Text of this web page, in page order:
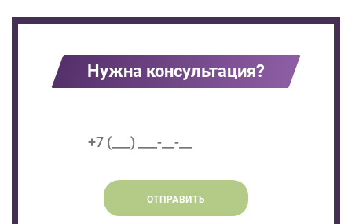
Нужна консультация?
ОТПРАВИТЬ